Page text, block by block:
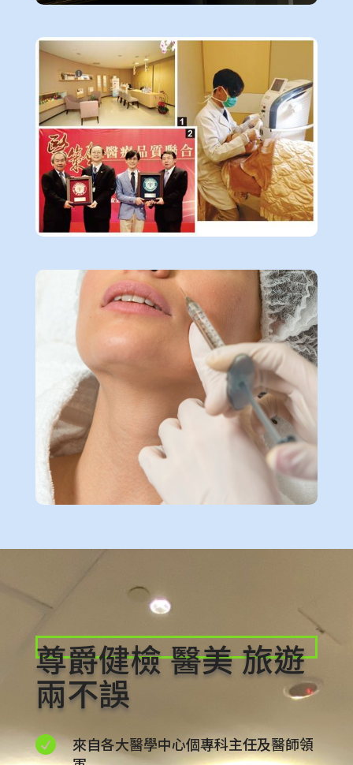
尊爵健檢 醫美 旅遊
兩不誤

來自各大醫學中心個專科主任及醫師領